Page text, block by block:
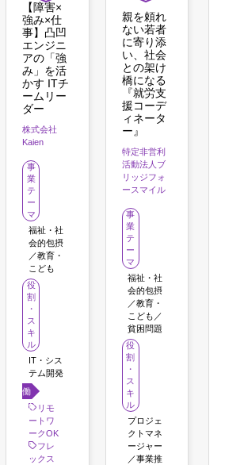
【障害×
強み×仕
事】凸凹
エンジニ
アの「強
み」を活
かす ITチ
ームリー
ダー
株式会社
Kaien
事
業
テ
ー
マ
福祉・社
会的包摂
／教育・
こども
役
割
・
ス
キ
ル
IT・シス
テム開発
働き
方 リモ
ートワ
ークOK
フレ
ックス
親を頼れ
ない若者
に寄り添
い、社会
との架け
橋になる
『就労支
援コーデ
ィネータ
ー』
特定非営利
活動法人ブ
リッジフォ
ースマイル
事
業
テ
ー
マ
福祉・社
会的包摂
／教育・
こども／
貧困問題
役
割
・
ス
キ
ル
プロジェ
クトマネ
ージャー
／事業推